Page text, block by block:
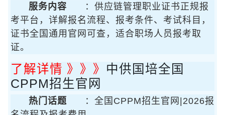
服务内容
：供应链管理职业证书正规报
考平台，详解报名流程、报考条件、考试科目，
证书全国通用官网可查，适合职场人员报考取
证。
了解详情 》》》 中供国培全国
CPPM招生官网
热门话题
：全国CPPM招生官网|2026报